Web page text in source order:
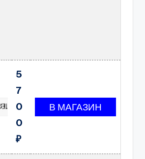
5
7
0
0
₽